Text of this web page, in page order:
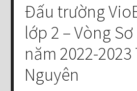
Đấu trường
lớp 2 – Vòng
năm 2022-2023
Nguyên